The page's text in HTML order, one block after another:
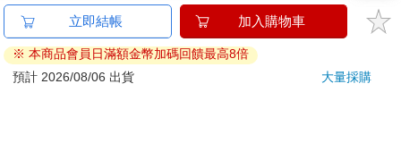
已拆封之個人衛生用品。（如：內衣褲、刮鬍刀、除毛
刀…等）
若非上列種類商品，均享有到貨7天的猶豫期（含例假
日）。
立即結帳 加入購物車
※ 本商品會員日滿額金幣加碼回饋最高8倍
預計 2026/08/06 出貨
大量採購